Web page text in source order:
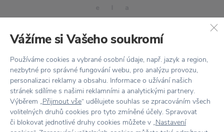
Stojí zapozornost
Vážíme si Vašeho soukromí
Používáme cookies a vybrané osobní údaje, např. jazyk a region,
nezbytné pro správné fungování webu, pro analýzu provozu,
personalizaci reklamy a obsahu. Informace o užívání našich
stránek sdílíme s našimi reklamními a analytickými partnery.
Výběrem „Přijmout vše“ udělujete souhlas se zpracováním všech
volitelných druhů cookies pro tyto zmíněné účely. Spravovat
či blokovat jednotlivé druhy cookies můžete v „Nastavení